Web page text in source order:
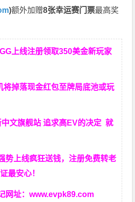
)额外加赠8张幸运赛门票最高奖
上线注册领取350美金新玩家
将掉落现金红包至牌局底池或玩
中文旗舰站 追求高EV的决定就
势上线疯狂送钱，注册免费转老
最安心！
网址：www.evpk89.com